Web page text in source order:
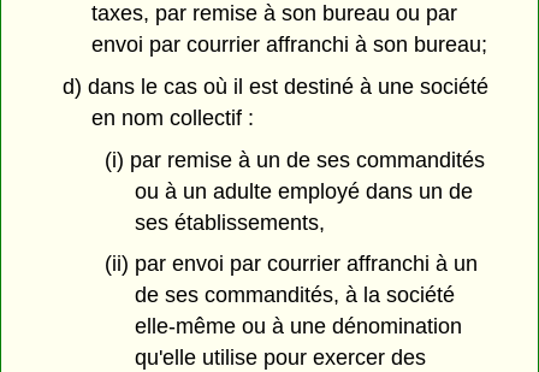
taxes, par remise à son bureau ou par
envoi par courrier affranchi à son bureau;
d) dans le cas où il est destiné à une société
en nom collectif :
(i) par remise à un de ses commandités
ou à un adulte employé dans un de
ses établissements,
(ii) par envoi par courrier affranchi à un
de ses commandités, à la société
elle-même ou à une dénomination
qu'elle utilise pour exercer des